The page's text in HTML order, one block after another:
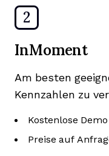
2
InMoment
Am besten
Kennzahlen zu
Kostenlose
Preise auf